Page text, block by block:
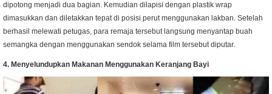
dipotong menjadi dua bagian. Kemudian dilapisi dengan plastik wrap
dimasukkan dan diletakkan tepat di posisi perut menggunakan lakban. Setelah
berhasil melewati petugas, para remaja tersebut langsung menyantap buah
semangka dengan menggunakan sendok selama film tersebut diputar.
4. Menyelundupkan Makanan Menggunakan Keranjang Bayi